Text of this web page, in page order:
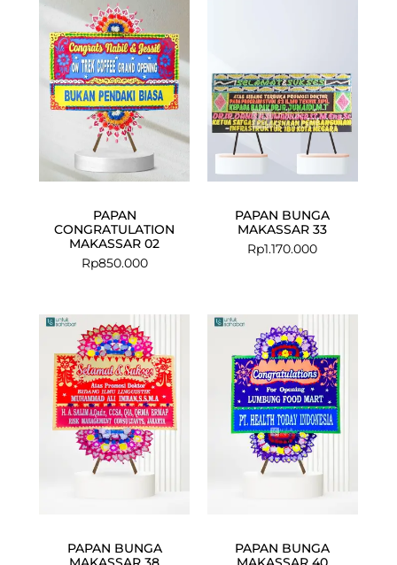
PAPAN
CONGRATULATION
MAKASSAR 02
Rp850.000
PAPAN BUNGA
MAKASSAR 33
Rp1.170.000
PAPAN BUNGA
PAPAN BUNGA